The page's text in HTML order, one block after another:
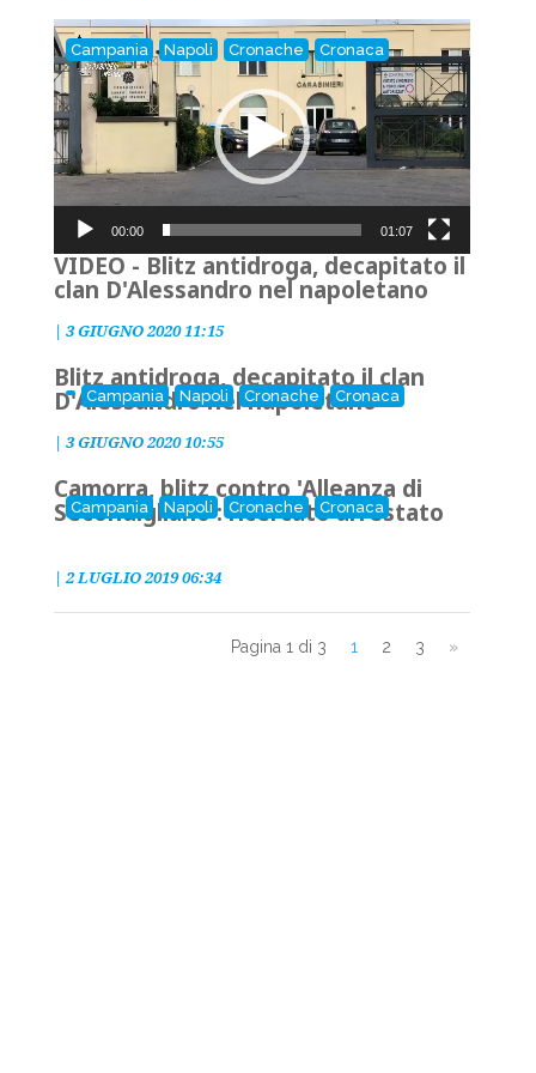
Video
Player
00:00 01:07
Campania Napoli Cronache Cronaca
VIDEO - Blitz antidroga, decapitato il
clan D'Alessandro nel napoletano
| 3 GIUGNO 2020 11:15
Campania Napoli Cronache Cronaca
Blitz antidroga, decapitato il clan
D'Alessandro nel napoletano
| 3 GIUGNO 2020 10:55
Campania Napoli Cronache Cronaca
Camorra, blitz contro 'Alleanza di
Secondigliano': ricercato arrestato
| 2 LUGLIO 2019 06:34
Pagina 1 di 3 1 2 3 »